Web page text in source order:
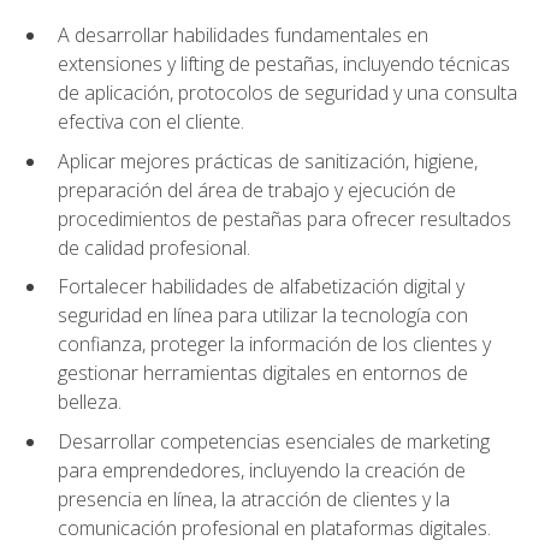
A desarrollar habilidades fundamentales en
extensiones y lifting de pestañas, incluyendo técnicas
de aplicación, protocolos de seguridad y una consulta
efectiva con el cliente.
Aplicar mejores prácticas de sanitización, higiene,
preparación del área de trabajo y ejecución de
procedimientos de pestañas para ofrecer resultados
de calidad profesional.
Fortalecer habilidades de alfabetización digital y
seguridad en línea para utilizar la tecnología con
confianza, proteger la información de los clientes y
gestionar herramientas digitales en entornos de
belleza.
Desarrollar competencias esenciales de marketing
para emprendedores, incluyendo la creación de
presencia en línea, la atracción de clientes y la
comunicación profesional en plataformas digitales.